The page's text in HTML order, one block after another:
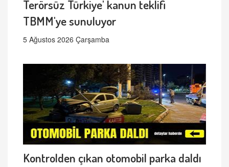
Terörsüz Türkiye' kanun teklifi
TBMM'ye sunuluyor
5 Ağustos 2026 Çarşamba
Kontrolden çıkan otomobil parka daldı